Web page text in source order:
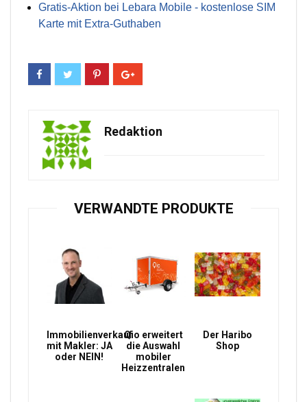
Gratis-Aktion bei Lebara Mobile - kostenlose SIM
Karte mit Extra-Guthaben
Redaktion
VERWANDTE PRODUKTE
Immobilienverkauf
mit Makler: JA
oder NEIN!
Qio erweitert
die Auswahl
mobiler
Heizzentralen
Der Haribo
Shop